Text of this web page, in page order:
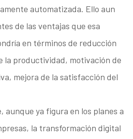
automatizada. Ello aun
de las ventajas que esa
en términos de reducción
la productividad, motivación de
mejora de la satisfacción del
aunque ya figura en los planes a
la transformación digital